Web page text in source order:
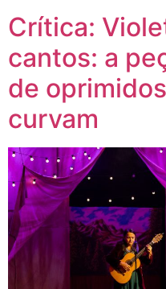
Crítica:
cantos: a
de
curvam